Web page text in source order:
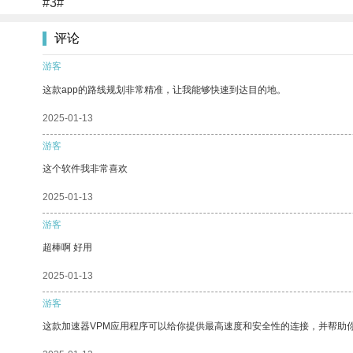
#3#
评论
游客
这款app的路线规划非常精准，让我能够快速到达目的地。
2025-01-13
游客
这个软件我非常喜欢
2025-01-13
游客
超棒啊 好用
2025-01-13
游客
这款加速器VPM应用程序可以给你提供最高速度和安全性的连接，并帮助